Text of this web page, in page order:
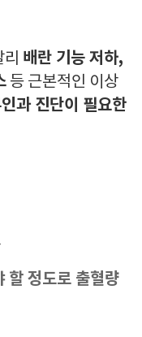
배란 기능 저하,
등 근본적인 이상
과 진단이 필요한
할 정도로 출혈량